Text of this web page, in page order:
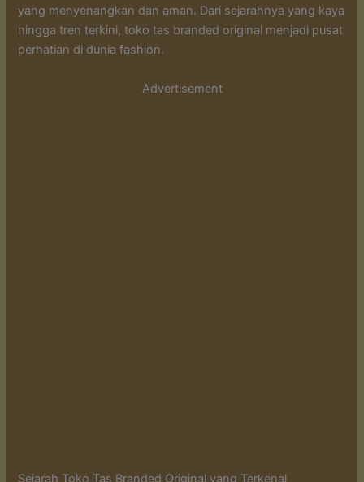
yang menyenangkan dan aman. Dari sejarahnya yang kaya
hingga tren terkini, toko tas branded original menjadi pusat
perhatian di dunia fashion.
Advertisement
Sejarah Toko Tas Branded Original yang Terkenal